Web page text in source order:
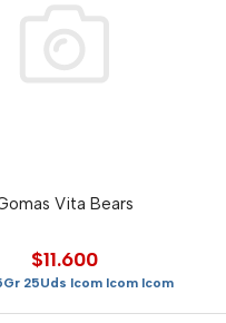
Vita Bears
$11.600
25Uds Icom Icom Icom